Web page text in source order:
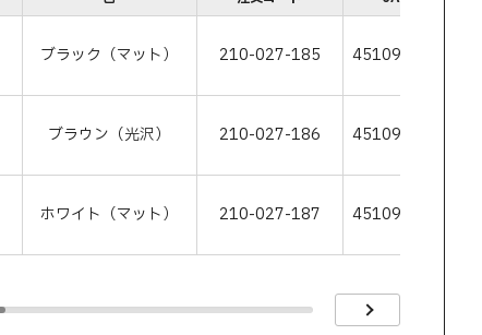
ブラック（マット） 210-027-185 4510932099165
ブラウン（光沢） 210-027-186 4510932099172
ホワイト（マット） 210-027-187 4510932099189